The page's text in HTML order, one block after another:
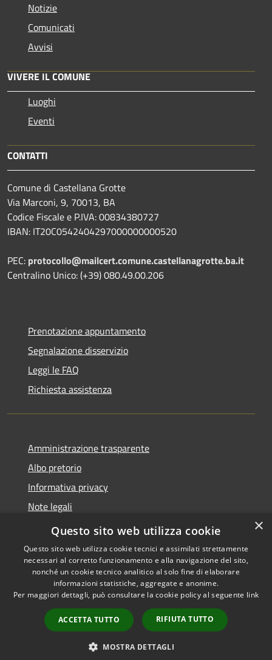
Notizie
Comunicati
Avvisi
VIVERE IL COMUNE
Luoghi
Eventi
CONTATTI
Comune di Castellana Grotte
Via Marconi, 9, 70013, BA
Codice Fiscale e P.IVA: 00834380727
IBAN: IT20C0542404297000000000520
PEC: protocollo@mailcert.comune.castellanagrotte.ba.it
Centralino Unico: (+39) 080.49.00.206
Prenotazione appuntamento
Segnalazione disservizio
Leggi le FAQ
Richiesta assistenza
Amministrazione trasparente
Albo pretorio
Informativa privacy
Note legali
Dichiarazione di accessibilità
Accessibilità
Copyright © 2026 • Comune di
Castellana Grotte • Powered
byMunicipium
Accesso
redazione
×
Questo sito web utilizza cookie
Questo sito web utilizza cookie tecnici e assimilati strettamente
necessari al corretto funzionamento e alla navigazione del sito,
nonché un cookie tecnico analitico al solo fine di elaborare
informazioni statistiche, aggregate e anonime.
Per maggiori dettagli, può consultare la cookie policy al seguente link
ACCETTA TUTTO RIFIUTA TUTTO
MOSTRA DETTAGLI